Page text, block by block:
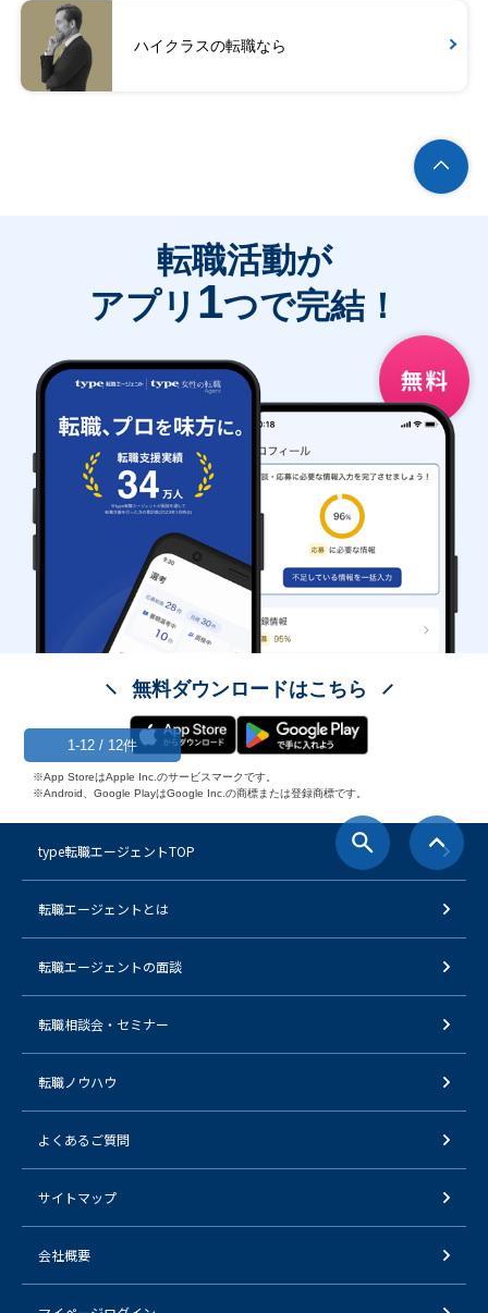
ハイクラスの転職なら
1-12 / 12件
転職活動が
アプリ 1つで完結！
無料ダウンロードはこちら
※App StoreはApple Inc.のサービスマークです。
※Android、Google PlayはGoogle Inc.の商標または登録商標です。
type転職エージェントTOP
転職エージェントとは
転職エージェントの面談
転職相談会・セミナー
転職ノウハウ
よくあるご質問
サイトマップ
会社概要